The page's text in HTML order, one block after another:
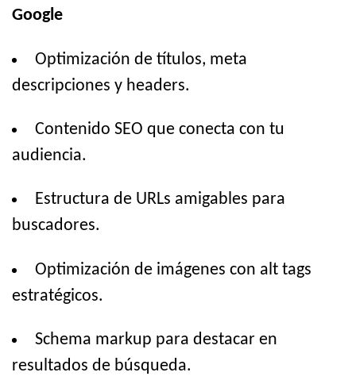
Google
Optimización de títulos, meta
descripciones y headers.
Contenido SEO que conecta con tu
audiencia.
Estructura de URLs amigables para
buscadores.
Optimización de imágenes con alt tags
estratégicos.
Schema markup para destacar en
resultados de búsqueda.